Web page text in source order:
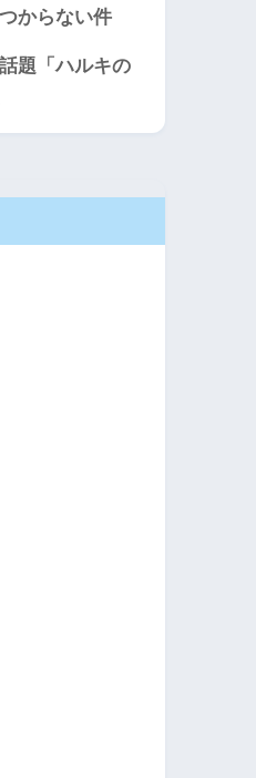
からない件
題「ハルキの